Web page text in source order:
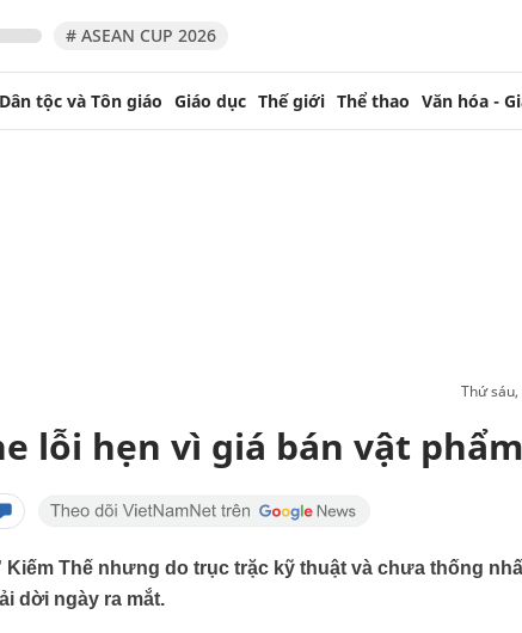
# ASEAN CUP 2026
Dân tộc và Tôn giáo Giáo dục Thế giới Thể thao Văn hóa -
thứ
lỗi hẹn vì giá bán vật phẩm
Thế nhưng do trục trặc kỹ thuật và chưa thống
dời ngày ra mắt.